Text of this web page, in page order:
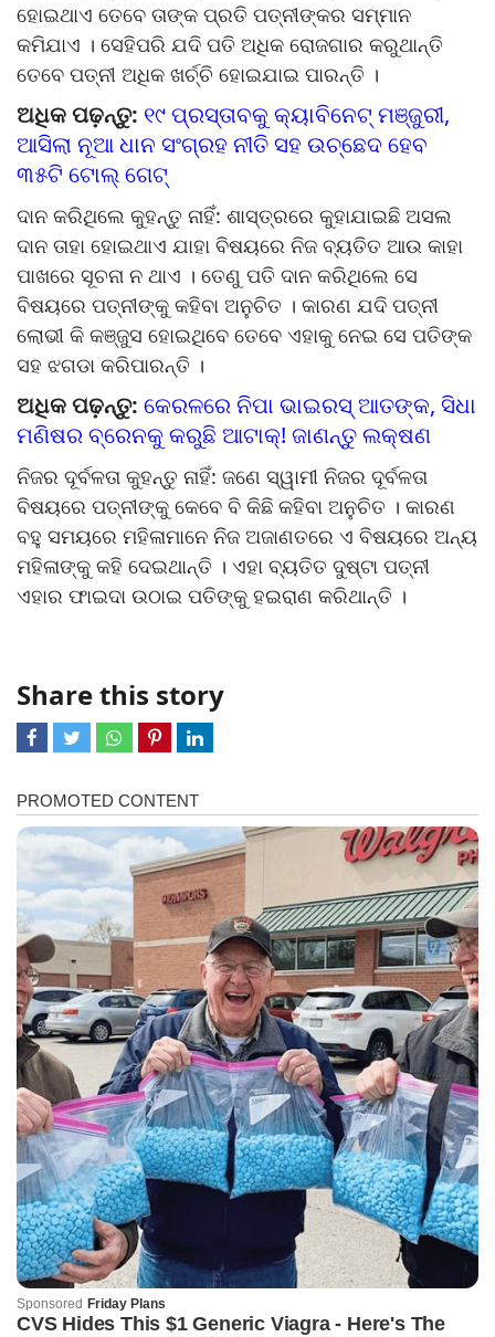
ହୋଇଥାଏ ତେବେ ତାଙ୍କ ପ୍ରତି ପତ୍ନୀଙ୍କର ସମ୍ମାନ
କମିଯାଏ । ସେହିପରି ଯଦି ପତି ଅଧିକ ରୋଜଗାର କରୁଥାନ୍ତି
ତେବେ ପତ୍ନୀ ଅଧିକ ଖର୍ଚ୍ଚି ହୋଇଯାଇ ପାରନ୍ତି ।
ଅଧିକ ପଢ଼ନ୍ତୁ: ୧୯ ପ୍ରସ୍ତାବକୁ କ୍ୟାବିନେଟ୍ ମଞ୍ଜୁରୀ,
ଆସିଲା ନୂଆ ଧାନ ସଂଗ୍ରହ ନୀତି ସହ ଉଚ୍ଛେଦ ହେବ
୩୫ଟି ଟୋଲ୍ ଗେଟ୍‌
ଦାନ କରିଥିଲେ କୁହନ୍ତୁ ନାହିଁ: ଶାସ୍ତ୍ରରେ କୁହାଯାଇଛି ଅସଲ
ଦାନ ତାହା ହୋଇଥାଏ ଯାହା ବିଷୟରେ ନିଜ ବ୍ୟତିତ ଆଉ କାହା
ପାଖରେ ସୂଚନା ନ ଥାଏ । ତେଣୁ ପତି ଦାନ କରିଥିଲେ ସେ
ବିଷୟରେ ପତ୍ନୀଙ୍କୁ କହିବା ଅନୁଚିତ । କାରଣ ଯଦି ପତ୍ନୀ
ଲୋଭୀ କି କଞ୍ଜୁସ ହୋଇଥିବେ ତେବେ ଏହାକୁ ନେଇ ସେ ପତିଙ୍କ
ସହ ଝଗଡା କରିପାରନ୍ତି ।
ଅଧିକ ପଢ଼ନ୍ତୁ: କେରଳରେ ନିପା ଭାଇରସ୍ ଆତଙ୍କ, ସିଧା
ମଣିଷର ବ୍ରେନକୁ କରୁଛି ଆଟାକ୍! ଜାଣନ୍ତୁ ଲକ୍ଷଣ
ନିଜର ଦୂର୍ବଳତା କୁହନ୍ତୁ ନାହିଁ: ଜଣେ ସ୍ୱାମୀ ନିଜର ଦୂର୍ବଳତା
ବିଷୟରେ ପତ୍ନୀଙ୍କୁ କେବେ ବି କିଛି କହିବା ଅନୁଚିତ । କାରଣ
ବହୁ ସମୟରେ ମହିଳାମାନେ ନିଜ ଅଜାଣତରେ ଏ ବିଷୟରେ ଅନ୍ୟ
ମହିଳାଙ୍କୁ କହି ଦେଇଥାନ୍ତି । ଏହା ବ୍ୟତିତ ଦୁଷ୍ଟା ପତ୍ନୀ
ଏହାର ଫାଇଦା ଉଠାଇ ପତିଙ୍କୁ ହଇରାଣ କରିଥାନ୍ତି ।
Share this story